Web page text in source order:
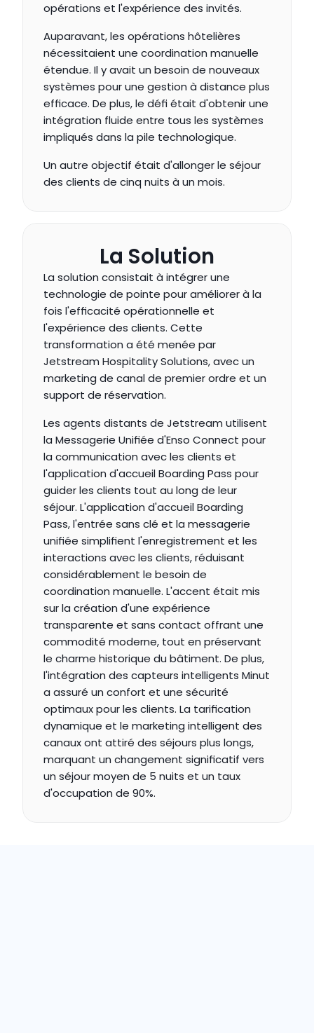
opérations et l'expérience des invités.
Auparavant, les opérations hôtelières
nécessitaient une coordination manuelle
étendue. Il y avait un besoin de nouveaux
systèmes pour une gestion à distance plus
efficace. De plus, le défi était d'obtenir une
intégration fluide entre tous les systèmes
impliqués dans la pile technologique.
Un autre objectif était d'allonger le séjour
des clients de cinq nuits à un mois.
La Solution
La solution consistait à intégrer une
technologie de pointe pour améliorer à la
fois l'efficacité opérationnelle et
l'expérience des clients. Cette
transformation a été menée par
Jetstream Hospitality Solutions, avec un
marketing de canal de premier ordre et un
support de réservation.
Les agents distants de Jetstream utilisent
la Messagerie Unifiée d'Enso Connect pour
la communication avec les clients et
l'application d'accueil Boarding Pass pour
guider les clients tout au long de leur
séjour. L'application d'accueil Boarding
Pass, l'entrée sans clé et la messagerie
unifiée simplifient l'enregistrement et les
interactions avec les clients, réduisant
considérablement le besoin de
coordination manuelle. L'accent était mis
sur la création d'une expérience
transparente et sans contact offrant une
commodité moderne, tout en préservant
le charme historique du bâtiment. De plus,
l'intégration des capteurs intelligents Minut
a assuré un confort et une sécurité
optimaux pour les clients. La tarification
dynamique et le marketing intelligent des
canaux ont attiré des séjours plus longs,
marquant un changement significatif vers
un séjour moyen de 5 nuits et un taux
d'occupation de 90%.